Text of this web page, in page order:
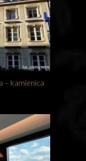
– kamienica